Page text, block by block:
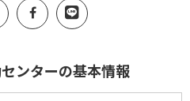
ンターの基本情報